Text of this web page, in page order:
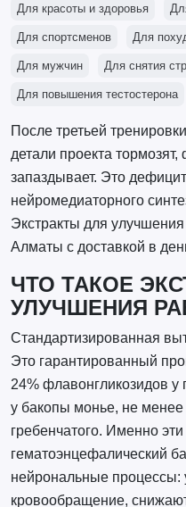
Для красоты и здоровья
Для спортсменов Для
Для мужчин Для снятия
Для повышения тестостерона
После третьей
детали проекта
запаздывает. Это
нейромедиаторного
Экстракты для
Алматы с доставкой в
ЧТО ТАКОЕ
УЛУЧШЕНИЯ
Стандартизированная
Это гарантированный
24% флавонгликозидов у
у бакопы монье, не менее
гребенчатого. Именно
гематоэнцефалический
нейрональные процессы:
кровообращение,